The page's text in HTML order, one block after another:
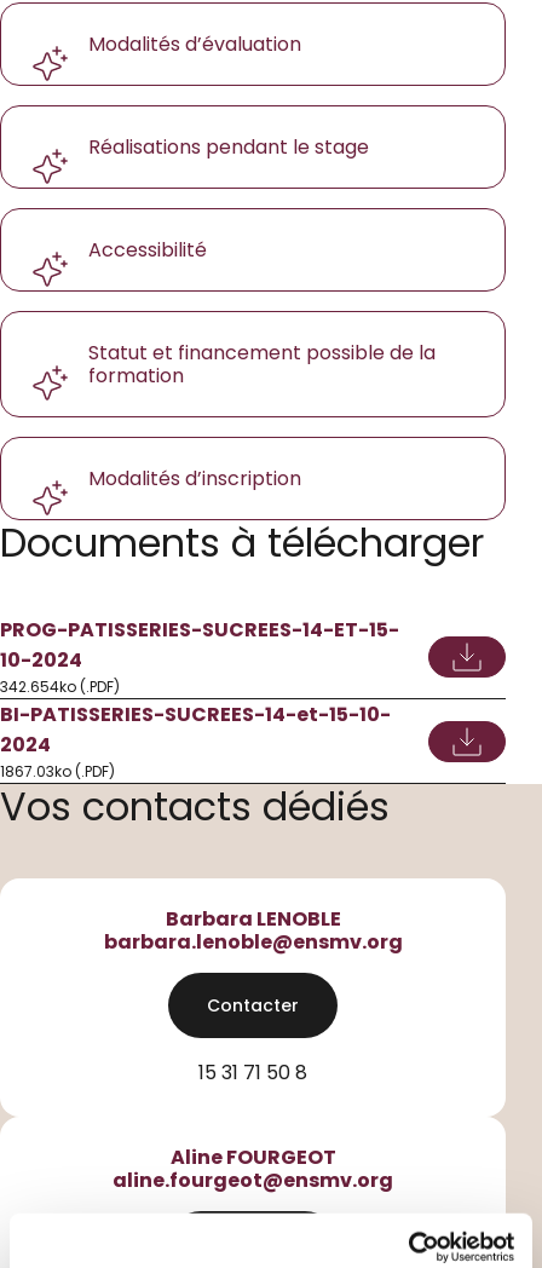
Modalités d’évaluation
Réalisations pendant le stage
Accessibilité
Statut et financement possible de la
formation
Modalités d’inscription
Documents à télécharger
PROG-PATISSERIES-SUCREES-14-ET-15-
10-2024
342.654ko (.PDF)
BI-PATISSERIES-SUCREES-14-et-15-10-
2024
1867.03ko (.PDF)
Vos contacts dédiés
Barbara LENOBLE
barbara.lenoble@ensmv.org
Contacter
15 31 71 50 8
Aline FOURGEOT
aline.fourgeot@ensmv.org